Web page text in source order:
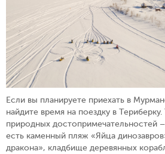
Если вы планируете приехать в
найдите время на поездку в
природных достопримечательностей
есть каменный пляж «Яйца
дракона», кладбище деревянных